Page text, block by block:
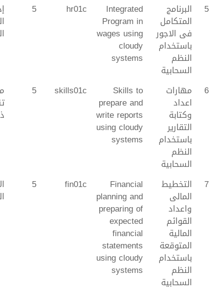
5 البرنامج
المتكامل
فى الاجور
باستخدام
النظم
السحابية
Integrated
Program in
wages using
cloudy
systems
hr01c
5
6 مهارات
اعداد
وكتابة
التقارير
باستخدام
النظم
السحابية
Skills to
prepare and
write reports
using cloudy
systems
skills01c
5
7 التخطيط
المالى
واعداد
القوائم
المالية
المتوقعة
باستخدام
النظم
السحابية
Financial
planning and
preparing of
expected
financial
statements
using cloudy
systems
fin01c
5